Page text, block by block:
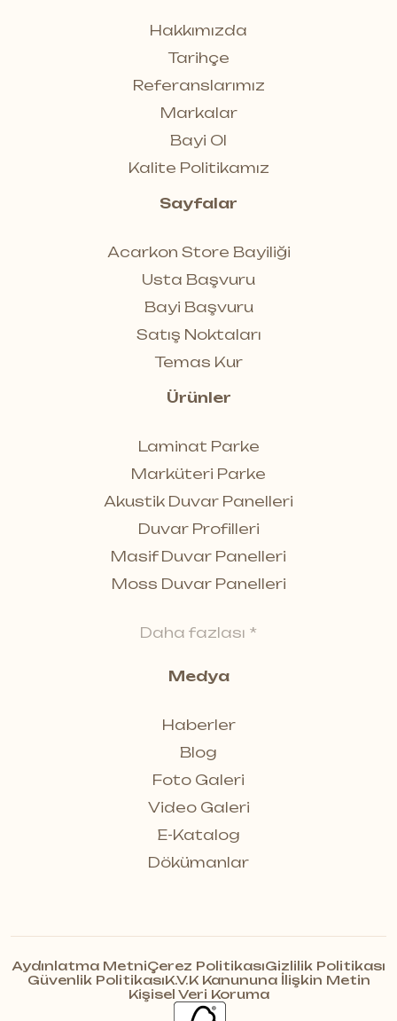
Hakkımızda
Tarihçe
Referanslarımız
Markalar
Bayi Ol
Kalite Politikamız
Sayfalar
Acarkon Store Bayiliği
Usta Başvuru
Bayi Başvuru
Satış Noktaları
Temas Kur
Ürünler
Laminat Parke
Marküteri Parke
Akustik Duvar Panelleri
Duvar Profilleri
Masif Duvar Panelleri
Moss Duvar Panelleri
Daha fazlası *
Medya
Haberler
Blog
Foto Galeri
Video Galeri
E-Katalog
Dökümanlar
Aydınlatma MetniÇerez PolitikasıGizlilik Politikası
Güvenlik PolitikasıK.V.K Kanununa İlişkin Metin
Kişisel Veri Koruma